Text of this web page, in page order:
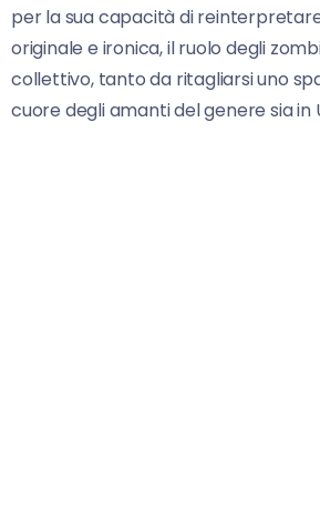
per la sua capacità di
originale e ironica, il ruolo degli
collettivo, tanto da ritagliarsi uno
cuore degli amanti del genere sia in